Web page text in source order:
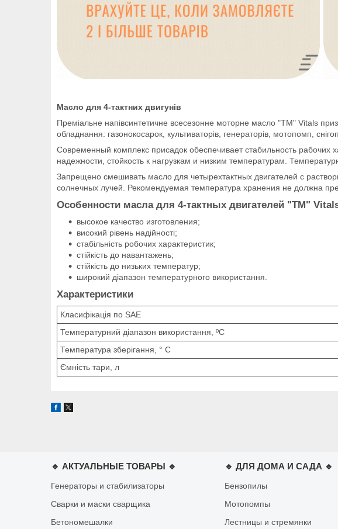
Масло для 4-тактних двигунів
Преміальне напівсинтетичне всесезонне моторне масло "ТМ" Vitals
обладнання: газонокосарок, культиваторів, генераторів, мотопомп,
Современный комплекс присадок обеспечивает стабильность рабочих
надежности, стойкость к нагрузкам и низким температурам.
Запрещено смешивать масло для четырехтактных двигателей с
солнечных лучей. Рекомендуемая температура хранения не должна
Особенности масла для 4-тактных двигателей "ТМ"
высокое качество изготовления;
високий рівень надійності;
стабільність робочих характеристик;
стійкість до навантажень;
стійкість до низьких температур;
широкий діапазон температурного використання.
Характеристики
Класифікація по SAE
Температурний діапазон використання, ºС
Температура зберігання, ° С
Ємність тари, л
🔹 АКТУАЛЬНЫЕ ТОВАРЫ 🔹
Генераторы и стабилизаторы
Сварки и маски сварщика
Бетономешалки
🔹 ДЛЯ ДОМА И САДА 🔹
Бензопилы
Мотопомпы
Лестницы и стремянки